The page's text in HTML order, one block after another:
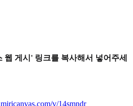
게시' 링크를 복사해서 넣어주세
v/14smndr